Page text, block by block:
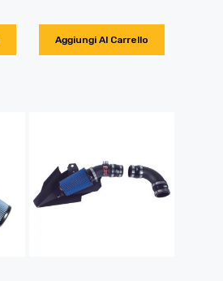
Aggiungi Al Carrello